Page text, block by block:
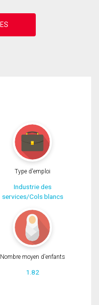
Type d'emploi
Industrie des
services/Cols blancs
Nombre moyen d'enfants
1.82